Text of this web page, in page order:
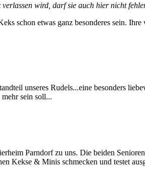
wird, darf sie auch hier nicht
schon etwas ganz besonderes sein.
unseres Rudels...eine besonders
sein soll...
Parndorf zu uns. Die beiden
Kekse & Minis schmecken und testet